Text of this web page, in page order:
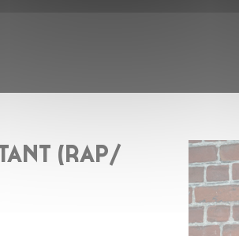
(RAP/